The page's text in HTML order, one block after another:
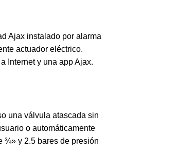
Ajax instalado por alarma
actuador eléctrico.
Internet y una app Ajax.
una válvula atascada sin
o automáticamente
¾» y 2.5 bares de presión